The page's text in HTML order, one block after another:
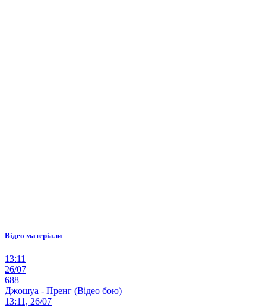
Відео матеріали
13:11
26/07
688
Джошуа - Пренг (Відео бою)
13:11, 26/07